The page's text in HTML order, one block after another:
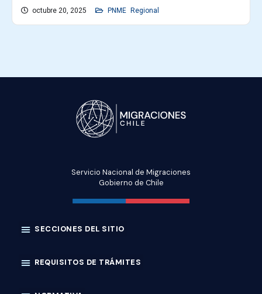
octubre 20, 2025 PNME Regional
Servicio Nacional de Migraciones
Gobierno de Chile